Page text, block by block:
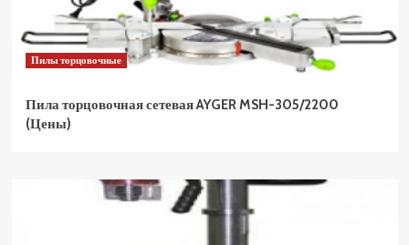
Пилы торцовочные
Пила торцовочная сетевая AYGER MSH-305/2200
(Цены)